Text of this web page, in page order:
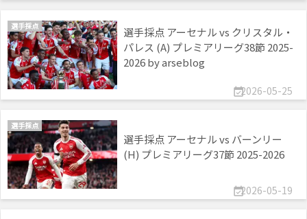
2026-05-25
選手採点
選手採点 アーセナル vs クリスタル・
パレス (A) プレミアリーグ38節 2025-
2026 by arseblog
2026-05-19
選手採点
選手採点 アーセナル vs バーンリー
(H) プレミアリーグ37節 2025-2026